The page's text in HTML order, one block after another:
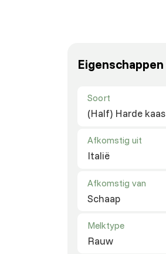
Eigenschappen
Soort
(Half) Harde kaas
Afkomstig uit
Italië
Afkomstig van
Schaap
Melktype
Rauw